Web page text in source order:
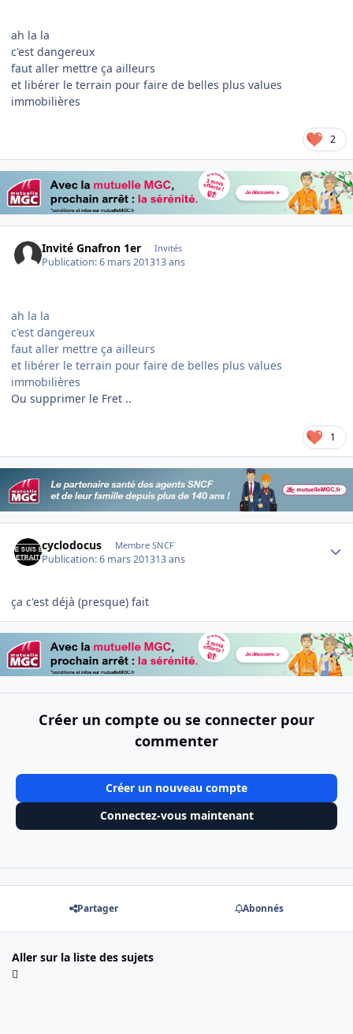
ah la la
c'est dangereux
faut aller mettre ça ailleurs
et libérer le terrain pour faire de belles plus values
immobilières
2
Invité Gnafron 1er Invités
Publication:6 mars 201313 ans
ah la la
c'est dangereux
faut aller mettre ça ailleurs
et libérer le terrain pour faire de belles plus values
immobilières
Ou supprimer le Fret ..
1
cyclodocus Membre SNCF
Publication:6 mars 201313 ans
ça c'est déjà (presque) fait
Créer un compte ou se connecter pour
commenter
Créer un nouveau compte
Connectez-vous maintenant
Partager Abonnés
Aller sur la liste des sujets